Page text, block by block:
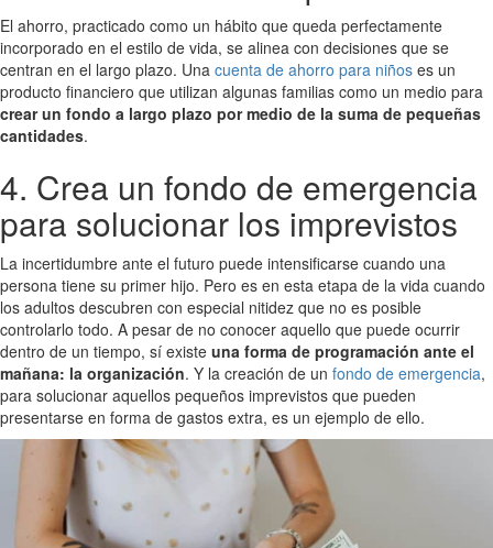
El ahorro, practicado como un hábito que queda perfectamente
incorporado en el estilo de vida, se alinea con decisiones que se
centran en el largo plazo. Una cuenta de ahorro para niños es un
producto financiero que utilizan algunas familias como un medio para
crear un fondo a largo plazo por medio de la suma de pequeñas
cantidades.
4. Crea un fondo de emergencia
para solucionar los imprevistos
La incertidumbre ante el futuro puede intensificarse cuando una
persona tiene su primer hijo. Pero es en esta etapa de la vida cuando
los adultos descubren con especial nitidez que no es posible
controlarlo todo. A pesar de no conocer aquello que puede ocurrir
dentro de un tiempo, sí existe una forma de programación ante el
mañana: la organización. Y la creación de un fondo de emergencia,
para solucionar aquellos pequeños imprevistos que pueden
presentarse en forma de gastos extra, es un ejemplo de ello.